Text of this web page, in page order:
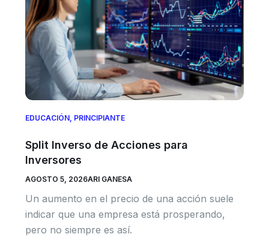
EDUCACIÓN, PRINCIPIANTE
Split Inverso de Acciones para
Inversores
AGOSTO 5, 2026ARI GANESA
Un aumento en el precio de una acción suele
indicar que una empresa está prosperando,
pero no siempre es así.